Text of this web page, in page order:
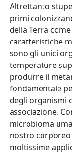
Altrettanto
primi
della Terra
caratteristiche
sono gli unici
temperature
produrre il
fondamentale
degli organismi
associazione.
microbioma
nostro corporeo
moltissime